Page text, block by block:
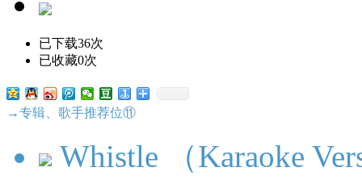
已下载36次
已收藏0次
→专辑、歌手推荐位⑪
Whistle （Karaoke